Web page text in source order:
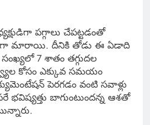
పగ్గాలు చేపట్టడంతో
మారాయి. దీనికి తోడు ఈ ఏడాది
7 శాతం తగ్గుదల
కోసం ఎక్కువ సమయం
పెరగడం వంటి సవాళ్లు
బాగుంటుందన్న ఆశతో